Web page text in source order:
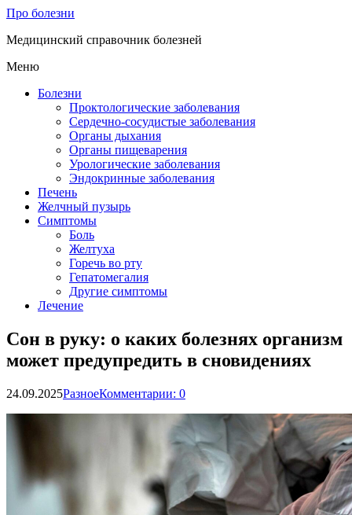
Про болезни
Медицинский справочник болезней
Меню
Болезни
Проктологические заболевания
Сердечно-сосудистые заболевания
Органы дыхания
Органы пищеварения
Урологические заболевания
Эндокринные заболевания
Печень
Желчный пузырь
Симптомы
Боль
Желтуха
Горечь во рту
Гепатомегалия
Другие симптомы
Лечение
Сон в руку: о каких болезнях организм
может предупредить в сновидениях
24.09.2025РазноеКомментарии: 0